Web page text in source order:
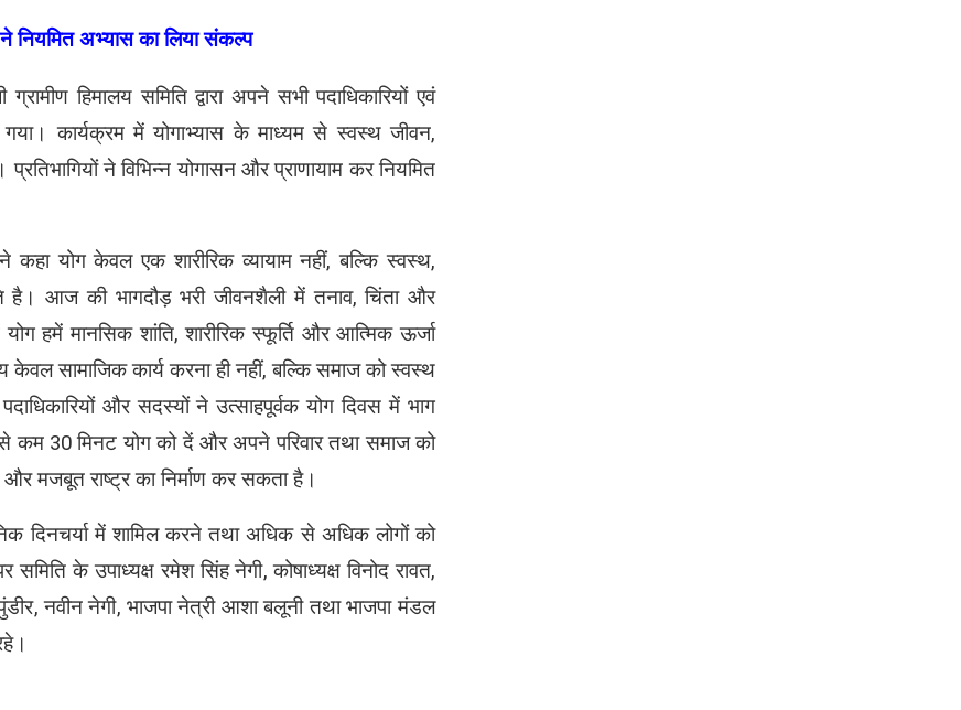
नियमित अभ्यास का लिया संकल्प
हिमालय समिति द्वारा अपने सभी पदाधिकारियों एवं
कार्यक्रम में योगाभ्यास के माध्यम से स्वस्थ जीवन,
ने विभिन्न योगासन और प्राणायाम कर नियमित
कहा योग केवल एक शारीरिक व्यायाम नहीं, बल्कि स्वस्थ,
आज की भागदौड़ भरी जीवनशैली में तनाव, चिंता और
हमें मानसिक शांति, शारीरिक स्फूर्ति और आत्मिक ऊर्जा
केवल सामाजिक कार्य करना ही नहीं, बल्कि समाज को स्वस्थ
और सदस्यों ने उत्साहपूर्वक योग दिवस में भाग
कम 30 मिनट योग को दें और अपने परिवार तथा समाज को
मजबूत राष्ट्र का निर्माण कर सकता है।
दिनचर्या में शामिल करने तथा अधिक से अधिक लोगों को
के उपाध्यक्षरमेश सिंह नेगी, कोषाध्यक्षविनोद रावत,
,नवीन नेगी, भाजपा नेत्री आशा बलूनीतथा भाजपा मंडल